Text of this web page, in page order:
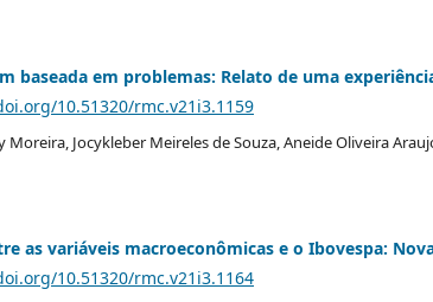
baseada em problemas: Relato de uma
10.51320/rmc.v21i3.1159
Moreira, Jocykleber Meireles de Souza, Aneide Oliveira
as variáveis macroeconômicas e o Ibovespa:
10.51320/rmc.v21i3.1164